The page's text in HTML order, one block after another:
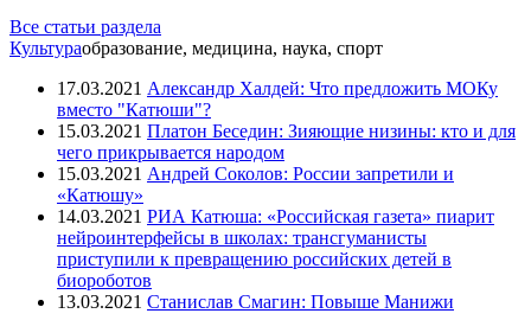
Жириновский Владимир
Жуковский Владислав
Зеленский Владимир
Зурабов Михаил
Зюганов Геннадий
Иванов Сергей
Кадыров Рамзан
Калашников Максим
Кастро Рауль
Катасонов Валентин
Кедми Яков
Кернес Геннадий
Керри Джон
Все статьи раздела
Культураобразование, медицина, наука, спорт
17.03.2021 Александр Халдей: Что предложить МОКу
вместо "Катюши"?
15.03.2021 Платон Беседин: Зияющие низины: кто и для
чего прикрывается народом
15.03.2021 Андрей Соколов: России запретили и
«Катюшу»
14.03.2021 РИА Катюша: «Российская газета» пиарит
нейроинтерфейсы в школах: трансгуманисты
приступили к превращению российских детей в
биороботов
13.03.2021 Станислав Смагин: Повыше Манижи